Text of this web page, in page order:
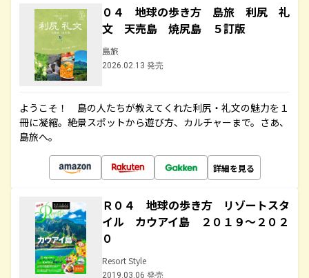
０４ 地球の歩き方 島旅 利尻 礼
文 天売島 焼尻島 ５訂版
島旅
2026.02.13 発売
ようこそ！ 島の人たちが教えてくれた利尻・礼文の魅力を１
冊に凝縮。絶景スポットから遊び方、カルチャーまで。さあ、
島旅へ。
詳細を見る
Ｒ０４ 地球の歩き方 リゾートスタ
イル カウアイ島 ２０１９～２０２
０
Resort Style
2019.03.06 発売